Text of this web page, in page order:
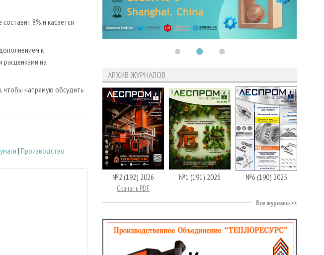
8% и касается
к
на
чтобы напрямую обсудить
| Производство
АРХИВ ЖУРНАЛОВ
№2 (192) 2026
Скачать PDF
№1 (191) 2026 №6 (190) 2025
Все журналы